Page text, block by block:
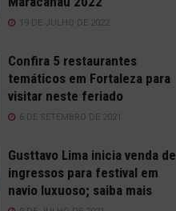
19 DE JULHO DE 2022
Confira 5 restaurantes
temáticos em Fortaleza para
visitar neste feriado
6 DE SETEMBRO DE 2021
Gusttavo Lima inicia venda de
ingressos para festival em
navio luxuoso; saiba mais